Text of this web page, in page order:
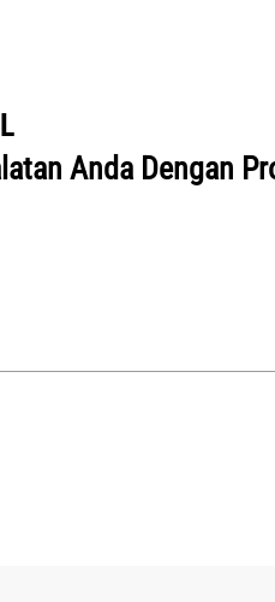
Anda Dengan